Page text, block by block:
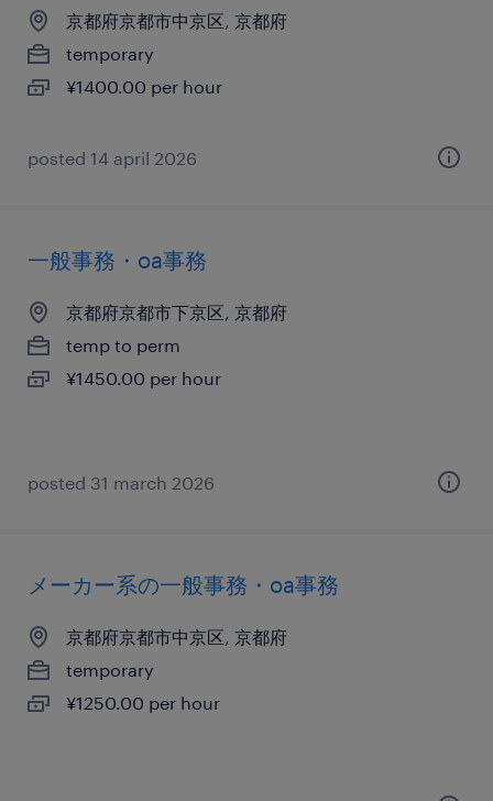
京都府京都市中京区, 京都府
temporary
¥1400.00 per hour
posted 14 april 2026
一般事務・oa事務
京都府京都市下京区, 京都府
temp to perm
¥1450.00 per hour
posted 31 march 2026
メーカー系の一般事務・oa事務
京都府京都市中京区, 京都府
temporary
¥1250.00 per hour